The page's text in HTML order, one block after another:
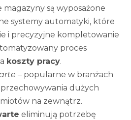
magazyny są wyposażone
systemy automatyki, które
i precyzyjne kompletowanie
proces
koszty pracy.
– popularne w branżach
dużych
na zewnątrz.
eliminują potrzebę